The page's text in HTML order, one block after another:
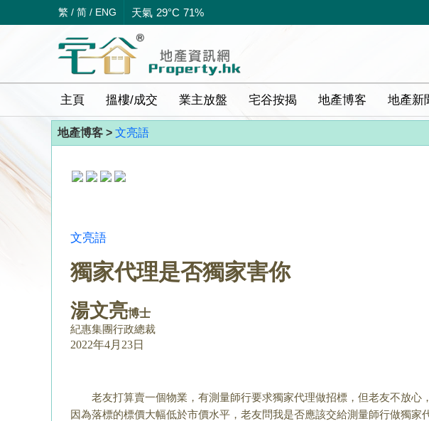
繁 / 简 / ENG 恒指: 25,526.65
主頁 搵樓/成交 業主放盤 宅谷按揭 地產博客 地產新
地產博客 > 文亮語
文亮語
獨家代理是否獨家害你
湯文亮博士
紀惠集團行政總裁
2022年4月23日
老友打算賣一個物業，有測量師行要求獨家代理做招標，但老友不放心
並且會令到業主很傷心，因為落標的標價大幅低於市價水平，老友問我是否